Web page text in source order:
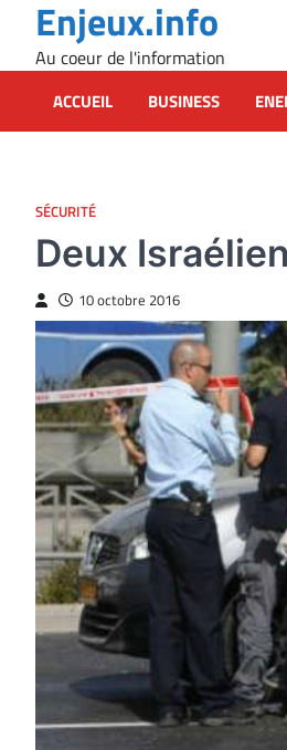
content
Enjeux.info
Au coeur de l'information
ACCUEIL BUSINESS
SÉCURITÉ
Deux
10 octobre 2016